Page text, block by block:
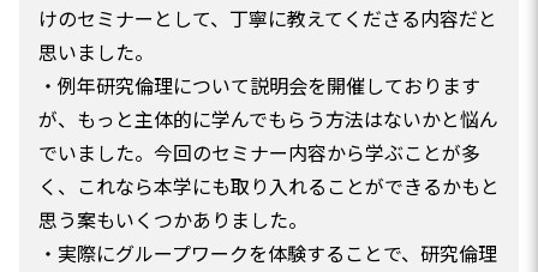
けのセミナーとして、丁寧に教えてくださる内容だと
思いました。
・例年研究倫理について説明会を開催しております
が、もっと主体的に学んでもらう方法はないかと悩ん
でいました。今回のセミナー内容から学ぶことが多
く、これなら本学にも取り入れることができるかもと
思う案もいくつかありました。
・実際にグループワークを体験することで、研究倫理